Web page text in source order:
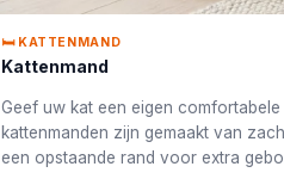
🛏️ KATTENMAND
Kattenmand
Geef uw kat een eigen comfortabele
kattenmanden zijn gemaakt van
een opstaande rand voor extra